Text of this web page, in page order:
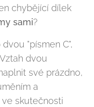
chybějící dílek
sami?
"písmen C",
dvou
své prázdno,
a
skutečnosti